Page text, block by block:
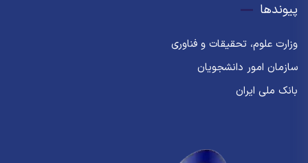
پیوندها
وزارت علوم، تحقیقات و فناوری
سازمان امور دانشجویان
بانک ملی ایران